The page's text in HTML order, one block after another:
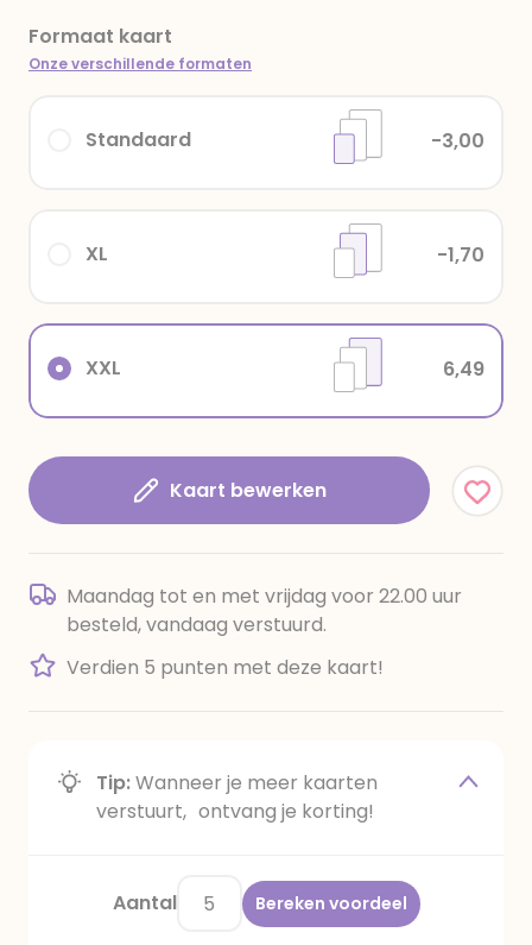
Formaat kaart
Onze verschillende formaten
XXL 6,49
XL -1,70
Standaard -3,00
Kaart bewerken
Maandag tot en met vrijdag voor 22.00 uur
besteld, vandaag verstuurd.
Verdien 5 punten met deze kaart!
Tip:Wanneer je meer kaarten
verstuurt, ontvang je korting!
Aantal Bereken voordeel